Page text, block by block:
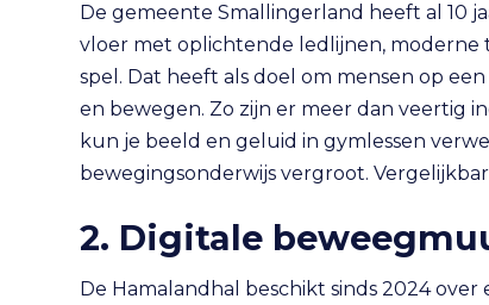
De gemeente Smallingerland heeft al 10
vloer met oplichtende ledlijnen, moderne
spel. Dat heeft als doel om mensen op
en bewegen. Zo zijn er meer dan veertig
kun je beeld en geluid in gymlessen
bewegingsonderwijs vergroot.
2. Digitale
De Hamalandhal beschikt sinds 2024